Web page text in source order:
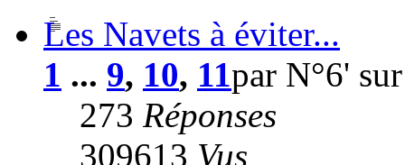
Les Navets à éviter...
1 ... 9, 10, 11par N°6'
273 Réponses
309613 Vus